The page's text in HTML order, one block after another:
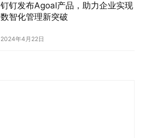
钉钉发布Agoal产品，助力企业实现
数智化管理新突破
2024年4月22日